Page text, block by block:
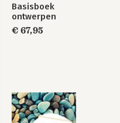
Antwoorden
Formuleoverzicht
Trefwoordenrtegister
Basisboek
ontwerpen
€ 67,95